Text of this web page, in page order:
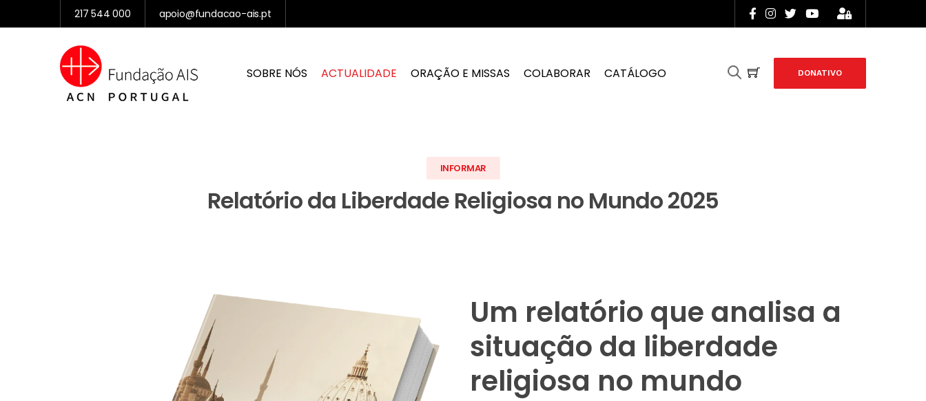
217 544 000 apoio@fundacao-ais.pt
SOBRE NÓS ACTUALIDADE ORAÇÃO E MISSAS COLABORAR CATÁLOGO DONATIVO
INFORMAR
Relatório da Liberdade Religiosa no Mundo 2025
Um relatório que analisa a
situação da liberdade
religiosa no mundo